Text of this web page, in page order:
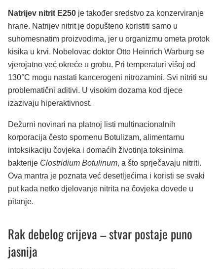
Natrijev nitrit E250 je također sredstvo za konzerviranje
hrane. Natrijev nitrit je dopušteno koristiti samo u
suhomesnatim proizvodima, jer u organizmu ometa protok
kisika u krvi. Nobelovac doktor Otto Heinrich Warburg se
vjerojatno već okreće u grobu. Pri temperaturi višoj od
130°C mogu nastati kancerogeni nitrozamini. Svi nitriti su
problematični aditivi. U visokim dozama kod djece
izazivaju hiperaktivnost.
Dežurni novinari na platnoj listi multinacionalnih
korporacija često spomenu Botulizam, alimentarnu
intoksikaciju čovjeka i domaćih životinja toksinima
bakterije Clostridium Botulinum, a što sprječavaju nitriti.
Ova mantra je poznata već desetljećima i koristi se svaki
put kada netko djelovanje nitrita na čovjeka dovede u
pitanje.
Rak debelog crijeva – stvar postaje puno
jasnija